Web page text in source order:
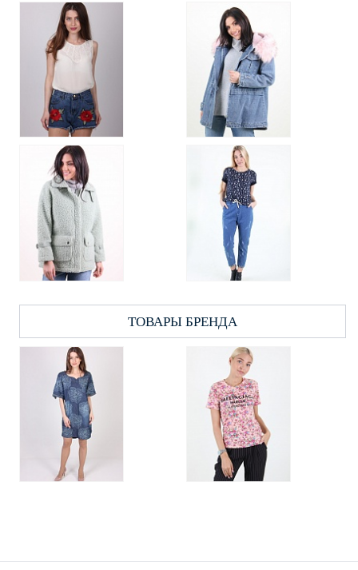
ТОВАРЫ БРЕНДА